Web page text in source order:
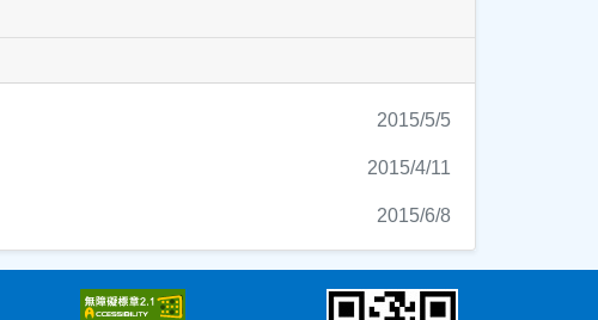
2015/5/5
2015/4/11
2015/6/8